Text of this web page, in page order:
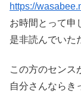
https://
お時間とって申
是非読んでいた
この方のセンス
自分さんならき